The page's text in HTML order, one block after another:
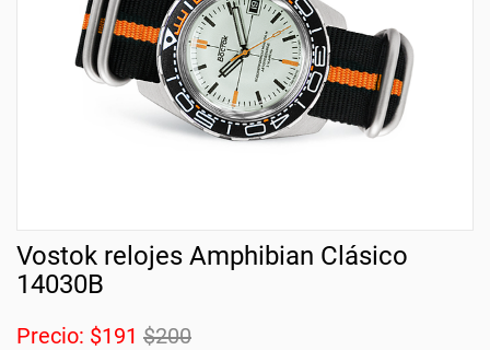
Vostok relojes Amphibian Clásico
14030B
Precio: $191 $200